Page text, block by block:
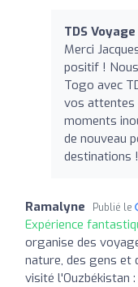
TDS Voyage
Merci
positif !
Togo avec
vos attentes
moments
de nouveau
destinations !
Ramalyne Publié le
Expérience
organise des
nature, des gens et
visité l'Ouzbékistan